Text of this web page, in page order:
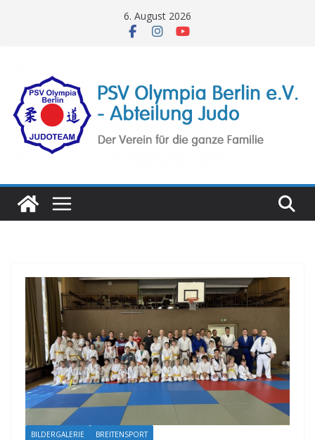
6. August 2026
BILDERGALERIE BREITENSPORT